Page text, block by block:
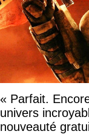
« Parfait.
univers
nouveauté